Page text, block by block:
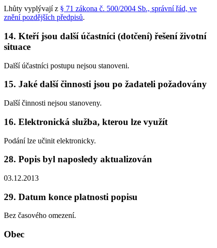
Lhůty vyplývají z § 71 zákona č. 500/2004 Sb., správní řád, ve
znění pozdějších předpisů.
14. Kteří jsou další účastníci (dotčení) řešení životní
situace
Další účastníci postupu nejsou stanoveni.
15. Jaké další činnosti jsou po žadateli požadovány
Další činnosti nejsou stanoveny.
16. Elektronická služba, kterou lze využít
Podání lze učinit elektronicky.
28. Popis byl naposledy aktualizován
03.12.2013
29. Datum konce platnosti popisu
Bez časového omezení.
Obec